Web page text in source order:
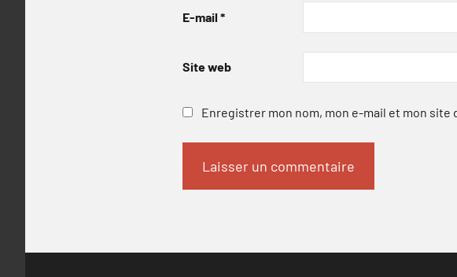
E-mail *
Site web
Enregistrer mon nom, mon e-mail et mon site